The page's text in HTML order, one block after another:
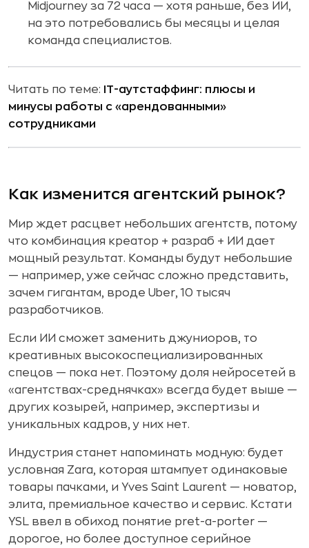
Midjourney за 72 часа — хотя раньше, без ИИ,
на это потребовались бы месяцы и целая
команда специалистов.
Читать по теме:
IT-аутстаффинг: плюсы и
минусы работы с «арендованными»
сотрудниками
Как изменится агентский рынок?
Мир ждет расцвет небольших агентств, потому
что комбинация креатор + разраб + ИИ дает
мощный результат. Команды будут небольшие
— например, уже сейчас сложно представить,
зачем гигантам, вроде Uber, 10 тысяч
разработчиков.
Если ИИ сможет заменить джуниоров, то
креативных высокоспециализированных
спецов — пока нет. Поэтому доля нейросетей в
«агентствах-среднячках» всегда будет выше —
других козырей, например, экспертизы и
уникальных кадров, у них нет.
Индустрия станет напоминать модную: будет
условная Zara, которая штампует одинаковые
товары пачками, и Yves Saint Laurent — новатор,
элита, премиальное качество и сервис. Кстати
YSL ввел в обиход понятие pret-a-porter —
дорогое, но более доступное серийное